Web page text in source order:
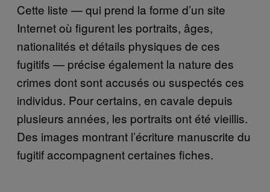
Cette liste — qui prend la forme d’un site
Internet où figurent les portraits, âges,
nationalités et détails physiques de ces
fugitifs — précise également la nature des
crimes dont sont accusés ou suspectés ces
individus. Pour certains, en cavale depuis
plusieurs années, les portraits ont été vieillis.
Des images montrant l’écriture manuscrite du
fugitif accompagnent certaines fiches.